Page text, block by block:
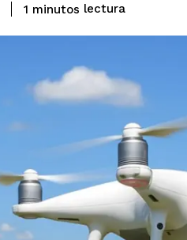
1 minutos lectura